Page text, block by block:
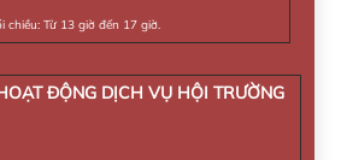
chiều: Từ 13 giờ đến 17 giờ.
ĐỘNG DỊCH VỤ HỘI TRƯỜNG